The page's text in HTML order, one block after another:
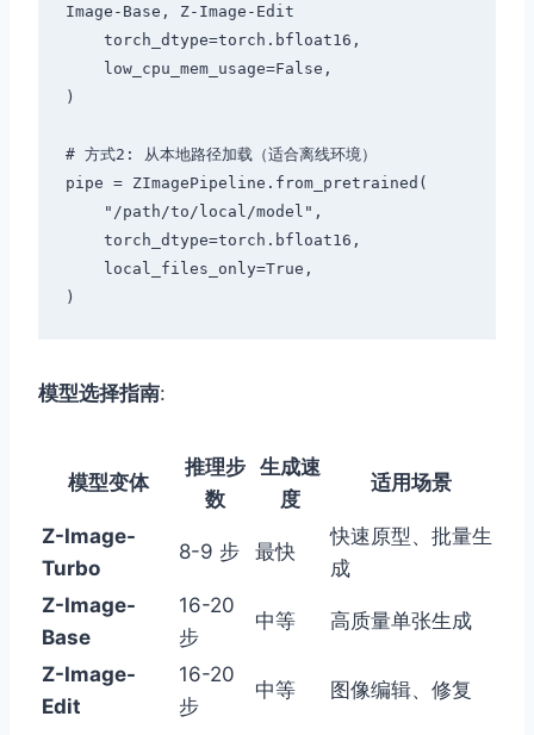
Image-Base, Z-Image-Edit
)
# 方式2: 从本地路径加载（适合离线环境）
pipe = ZImagePipeline.from_pretrained(
模型选择指南:
模型变体
推理步
数
生成速
度
适用场景
Z-Image-
Turbo
8-9 步 最快
快速原型、批量生
成
Z-Image-
Base
16-20
步
中等 高质量单张生成
Z-Image-
Edit
16-20
步
中等 图像编辑、修复